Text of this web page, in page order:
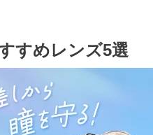
すめレンズ5選